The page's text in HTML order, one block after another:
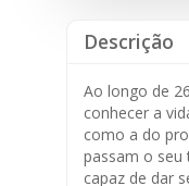
Descrição
Ao longo de
conhecer a
como a do
passam o seu
capaz de dar